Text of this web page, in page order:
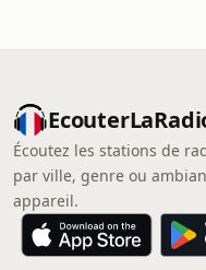
Écoutez les stations de
par ville, genre ou
appareil.